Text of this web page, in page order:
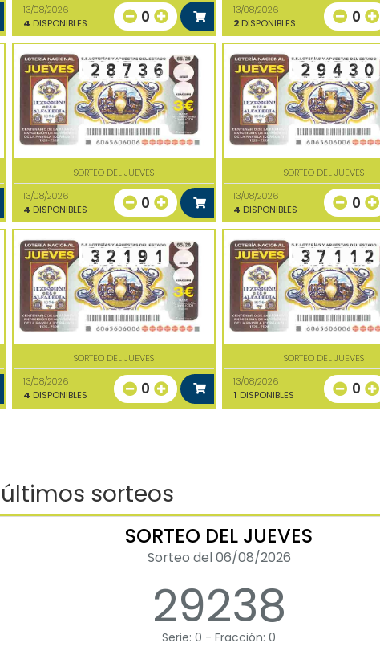
13/08/2026
4 DISPONIBLES 0
13/08/2026
2 DISPONIBLES 0
SORTEO DEL JUEVES
13/08/2026
4 DISPONIBLES 0
SORTEO DEL JUEVES
13/08/2026
4 DISPONIBLES 0
SORTEO DEL JUEVES
13/08/2026
4 DISPONIBLES 0
SORTEO DEL JUEVES
13/08/2026
1 DISPONIBLES 0
sorteos
SORTEO DEL JUEVES
Sorteo del 06/08/2026
29238
Serie: 0 - Fracción: 0